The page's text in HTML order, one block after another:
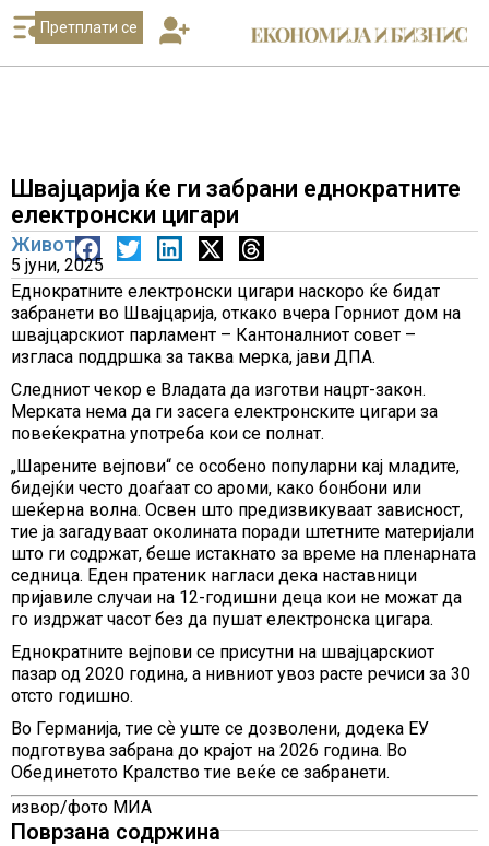
Претплати се
Швајцарија ќе ги забрани еднократните
електронски цигари
Живот
5 јуни, 2025
Еднократните електронски цигари наскоро ќе бидат
забранети во Швајцарија, откако вчера Горниот дом на
швајцарскиот парламент – Кантоналниот совет –
изгласа поддршка за таква мерка, јави ДПА.
Следниот чекор е Владата да изготви нацрт-закон.
Мерката нема да ги засега електронските цигари за
повеќекратна употреба кои се полнат.
„Шарените вејпови“ се особено популарни кај младите,
бидејќи често доаѓаат со ароми, како бонбони или
шеќерна волна. Освен што предизвикуваат зависност,
тие ја загадуваат околината поради штетните материјали
што ги содржат, беше истакнато за време на пленарната
седница. Еден пратеник нагласи дека наставници
пријавиле случаи на 12-годишни деца кои не можат да
го издржат часот без да пушат електронска цигара.
Еднократните вејпови се присутни на швајцарскиот
пазар од 2020 година, а нивниот увоз расте речиси за 30
отсто годишно.
Во Германија, тие сѐ уште се дозволени, додека ЕУ
подготвува забрана до крајот на 2026 година. Во
Обединетото Кралство тие веќе се забранети.
извор/фото МИА
Поврзана содржина